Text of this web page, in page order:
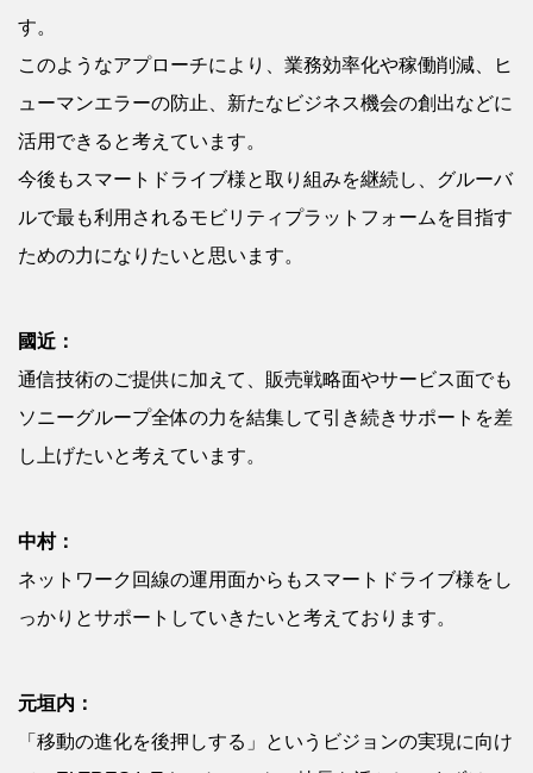
す。
このようなアプローチにより、業務効率化や稼働削減、ヒ
ューマンエラーの防止、新たなビジネス機会の創出などに
活用できると考えています。
今後もスマートドライブ様と取り組みを継続し、グルーバ
ルで最も利用されるモビリティプラットフォームを目指す
ための力になりたいと思います。
國近：
通信技術のご提供に加えて、販売戦略面やサービス面でも
ソニーグループ全体の力を結集して引き続きサポートを差
し上げたいと考えています。
中村：
ネットワーク回線の運用面からもスマートドライブ様をし
っかりとサポートしていきたいと考えております。
元垣内：
「移動の進化を後押しする」というビジョンの実現に向け